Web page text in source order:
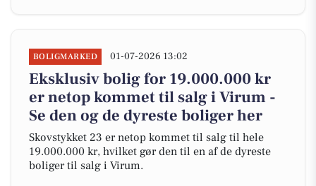
BOLIGMARKED 01-07-2026 13:02
Eksklusiv bolig for 19.000.000 kr
er netop kommet til salg i Virum -
Se den og de dyreste boliger her
Skovstykket 23 er netop kommet til salg til hele
19.000.000 kr, hvilket gør den til en af de dyreste
boliger til salg i Virum.